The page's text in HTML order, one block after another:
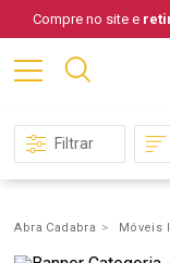
Compre no site e
Abra Cadabra Móveis
Filtrar